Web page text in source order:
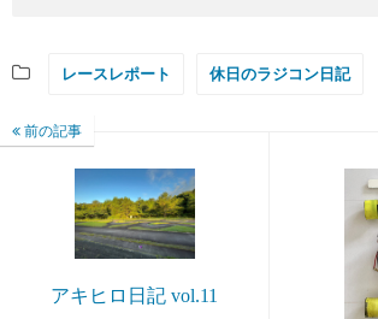
レースレポート 休日のラジコン日記
前の記事
アキヒロ日記 vol.11